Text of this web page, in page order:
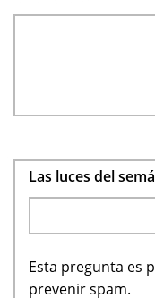
Las luces del
Esta pregunta es
prevenir spam.